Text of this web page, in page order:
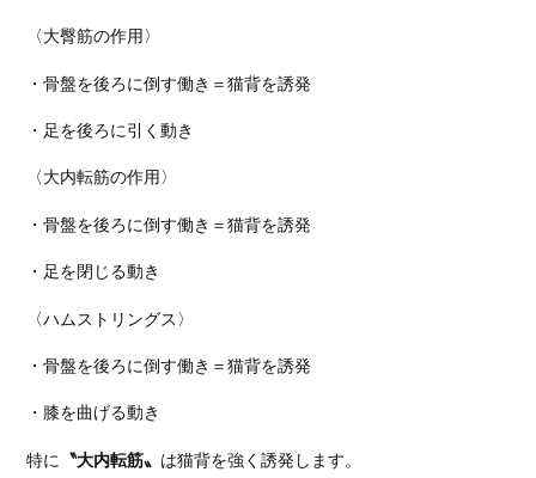
〈大臀筋の作用〉
・骨盤を後ろに倒す働き＝猫背を誘発
・足を後ろに引く動き
〈大内転筋の作用〉
・骨盤を後ろに倒す働き＝猫背を誘発
・足を閉じる動き
〈ハムストリングス〉
・骨盤を後ろに倒す働き＝猫背を誘発
・膝を曲げる動き
特に 〝大内転筋〟 は猫背を強く誘発します。